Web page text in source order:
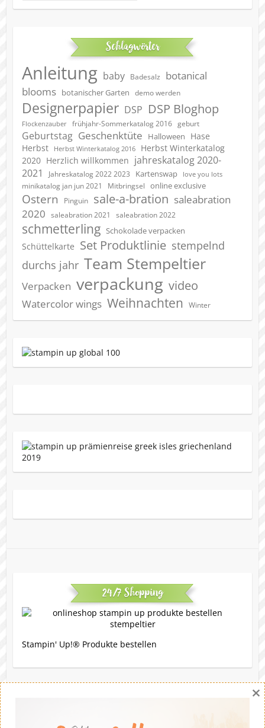
Schlagwörter
Anleitung baby Badesalz
botanical
blooms botanischer Garten demo werden
Designerpapier DSP DSP Bloghop
Flockenzauber frühjahr-Sommerkatalog 2016 geburt
Geburtstag Geschenktüte Halloween
Hase
Herbst
Herbst Winterkatalog 2016
Herbst Winterkatalog
2020 Herzlich willkommen jahreskatalog 2020-
2021
Jahreskatalog 2022 2023 Kartenswap love you lots
minikatalog jan jun 2021 Mitbringsel online exclusive
Ostern Pinguin sale-a-bration saleabration
2020
saleabration 2021 saleabration 2022
schmetterling Schokolade verpacken
Schüttelkarte Set Produktlinie stempelnd
durchs jahr Team Stempeltier
Verpacken verpackung video
Watercolor wings Weihnachten Winter
24/7 Shopping
Stampin' Up!® Produkte bestellen
×